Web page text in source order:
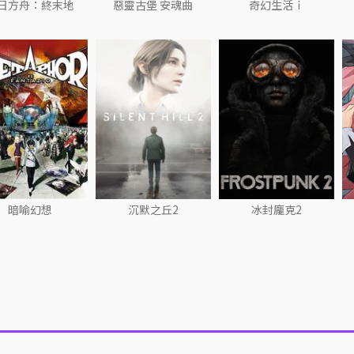
方舟：終末地 惡靈古堡 安魂曲 奇幻生活ｉ
暗喻幻想 沉默之丘2 冰封龐克2